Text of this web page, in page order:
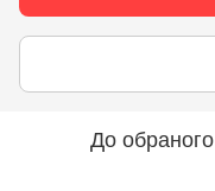
До обраного